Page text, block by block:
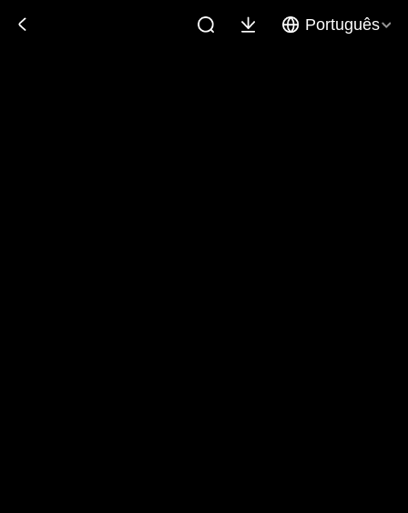
Português